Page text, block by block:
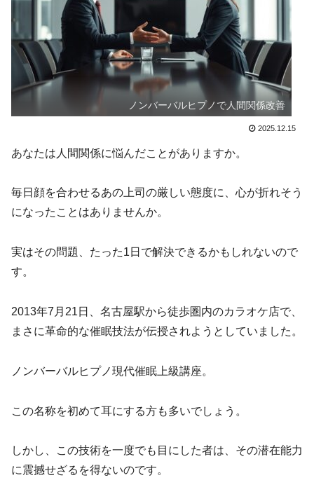
ノンバーバルヒプノで人間関係改善
2025.12.15
あなたは人間関係に悩んだことがありますか。
毎日顔を合わせるあの上司の厳しい態度に、心が折れそう
になったことはありませんか。
実はその問題、たった1日で解決できるかもしれないので
す。
2013年7月21日、名古屋駅から徒歩圏内のカラオケ店で、
まさに革命的な催眠技法が伝授されようとしていました。
ノンバーバルヒプノ現代催眠上級講座。
この名称を初めて耳にする方も多いでしょう。
しかし、この技術を一度でも目にした者は、その潜在能力
に震撼せざるを得ないのです。